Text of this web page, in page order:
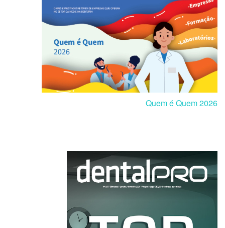
Quem é Quem 2026